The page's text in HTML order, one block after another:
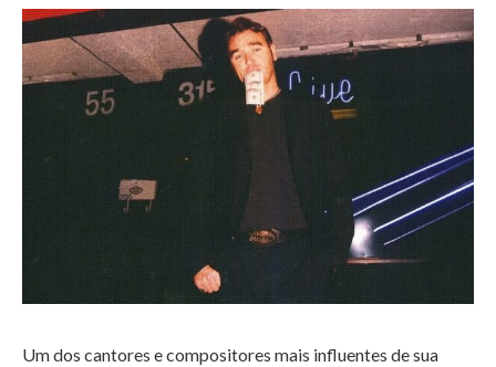
Um dos cantores e compositores mais influentes de sua